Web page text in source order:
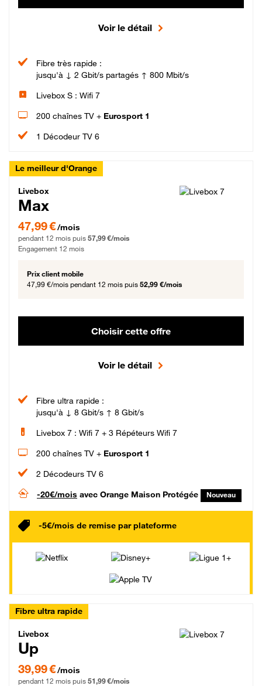
Voir le détail
Fibre très rapide :
jusqu'à ↓ 2 Gbit/s partagés ↑ 800 Mbit/s
Livebox S : Wifi 7
200 chaînes TV + Eurosport 1
1 Décodeur TV 6
Le meilleur d'Orange
Livebox Max Fibre
Livebox
Max
47,99 €/mois
pendant 12 mois puis 57,99 €/mois
Engagement 12 mois
Prix client mobile
47,99 €/mois pendant 12 mois puis 52,99 €/mois
Choisir cette offre
Voir le détail
Fibre ultra rapide :
jusqu'à ↓ 8 Gbit/s ↑ 8 Gbit/s
Livebox 7 : Wifi 7 + 3 Répéteurs Wifi 7
200 chaînes TV + Eurosport 1
2 Décodeurs TV 6
-20€/mois avec Orange Maison Protégée Nouveau
-5€/mois de remise par plateforme
Fibre ultra rapide
Livebox Up Fibre
Livebox
Up
39,99 €/mois
pendant 12 mois puis 51,99 €/mois